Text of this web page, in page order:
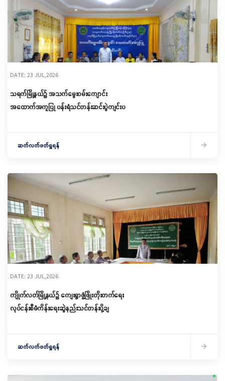
DATE: 23 JUL,2026
သရက်မြို့နယ်၌ အသက်မွေးဝမ်းကျောင်း
အထောက်အကူပြု ပန်းရံသင်တန်းဆင်းပွဲကျင်းပ
ဆက်လက်ဖတ်ရှုရန်
DATE: 23 JUL,2026
ကျိုက်လတ်မြို့နယ်၌ ကျေးရွာဖွံ့ဖြိုးတိုးတက်ရေး
လုပ်ငန်းစီမံကိန်းရေးဆွဲနည်းသင်တန်းပို့ချ
ဆက်လက်ဖတ်ရှုရန်